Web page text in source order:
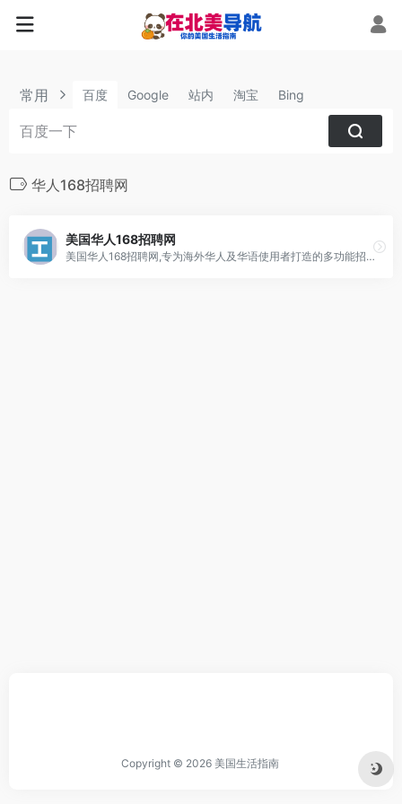
常用 百度 Google 站内 淘宝 Bing
华人168招聘网
美国华人168招聘网
美国华人168招聘网,专为海外华人及华语使用者打造的多功能招聘平台
Copyright © 2026 美国生活指南